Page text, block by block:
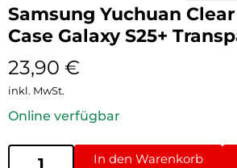
Samsung Yuchuan
Case Galaxy S25+
23,90 €
inkl. MwSt.
Online verfügbar
In den Warenkorb